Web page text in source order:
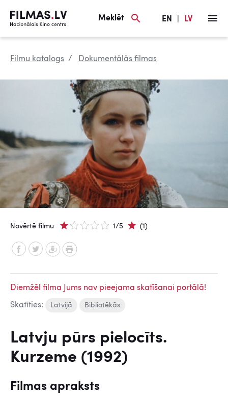
Meklēt EN LV
Filmu katalogs Dokumentālās filmas
Novērtē filmu 1/5 (1)
Diemžēl filma Jums nav pieejama skatīšanai portālā!
Skatīties: Latvijā Bibliotēkās
Latvju pūrs pielocīts.
Kurzeme (1992)
Filmas apraksts